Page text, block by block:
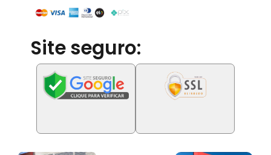
Site seguro: